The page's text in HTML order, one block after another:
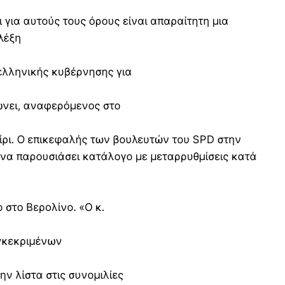
αυτούς τους όρους είναι απαραίτητη μια
κυβέρνησης για
αναφερόμενος στο
Ο επικεφαλής των βουλευτών του SPD στην
παρουσιάσει κατάλογο με μεταρρυθμίσεις κατά
στο Βερολίνο. «Ο κ.
λίστα στις συνομιλίες